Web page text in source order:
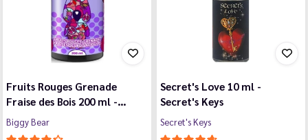
Fruits Rouges Grenade
Fraise des Bois 200 ml -…
Biggy Bear
Secret's Love 10 ml -
Secret's Keys
Secret's Keys